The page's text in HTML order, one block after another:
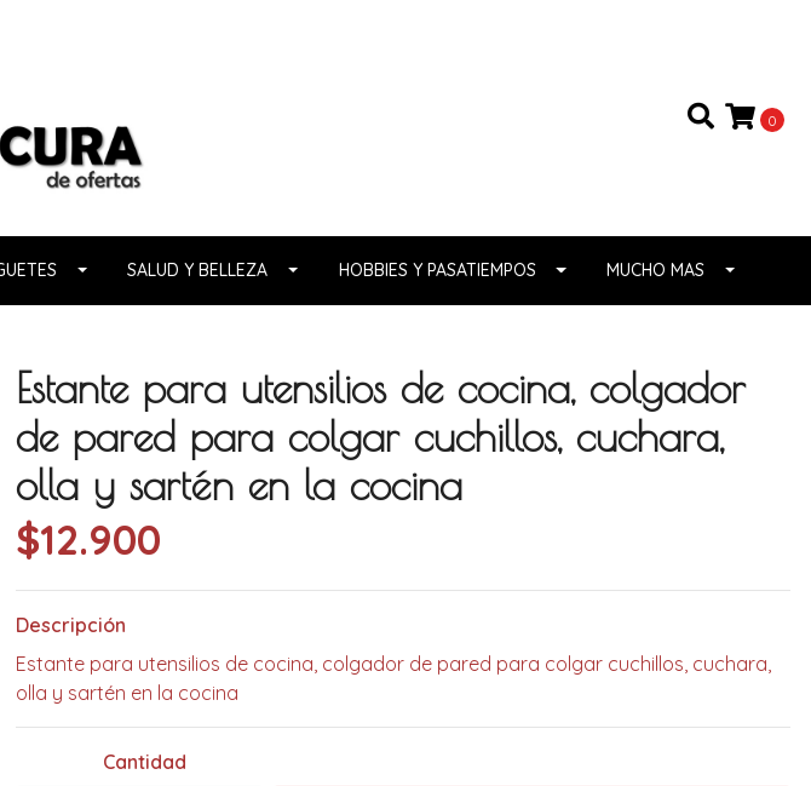
0
SALUD Y BELLEZA HOBBIES Y PASATIEMPOS MUCHO MAS
Estante para utensilios de cocina, colgador
de pared para colgar cuchillos, cuchara,
olla y sartén en la cocina
$12.900
Descripción
Estante para utensilios de cocina, colgador de pared para colgar cuchillos, cuchara,
olla y sartén en la cocina
Cantidad